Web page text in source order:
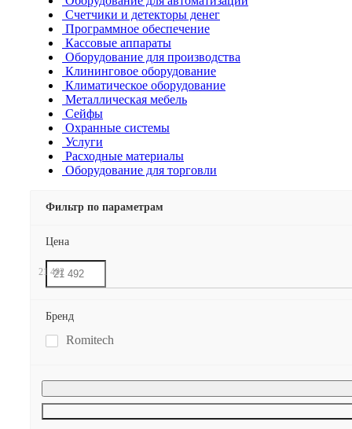
Счетчики и детекторы денег
Программное обеспечение
Кассовые аппараты
Оборудование для производства
Клининговое оборудование
Климатическое оборудование
Металлическая мебель
Сейфы
Охранные системы
Услуги
Расходные материалы
Оборудование для торговли
Фильтр по параметрам
Цена
21 492
Бренд
Romitech